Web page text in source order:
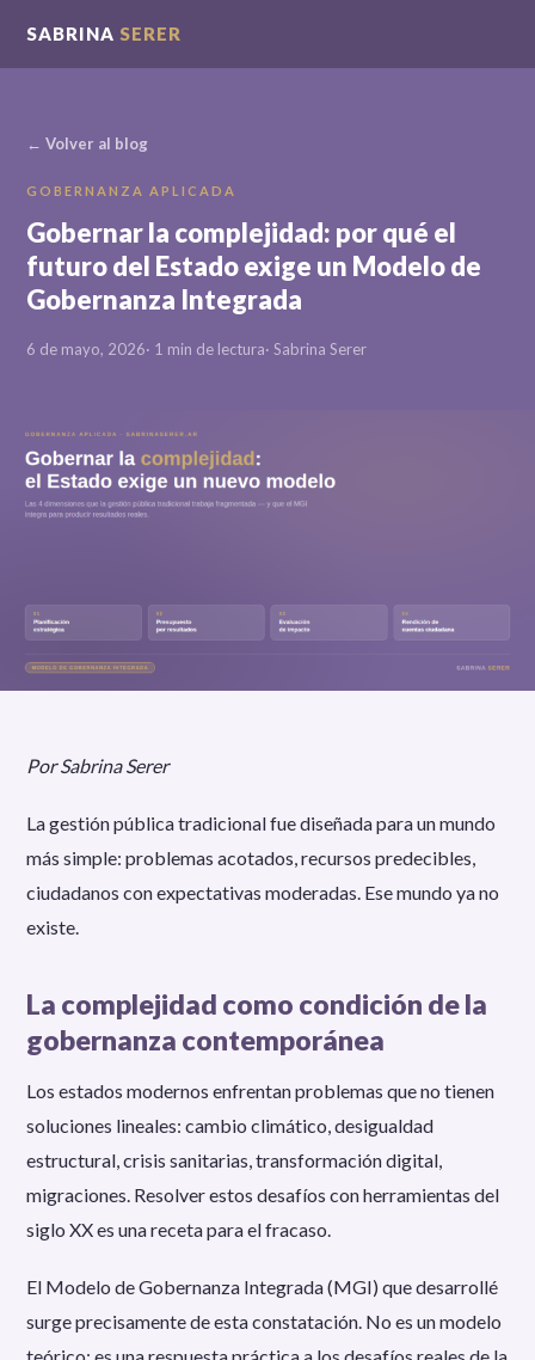
SABRINA SERER
← Volver al blog
GOBERNANZA APLICADA
Gobernar la complejidad: por qué el
futuro del Estado exige un Modelo de
Gobernanza Integrada
6 de mayo, 2026· 1 min de lectura· Sabrina Serer
Por Sabrina Serer
La gestión pública tradicional fue diseñada para un mundo
más simple: problemas acotados, recursos predecibles,
ciudadanos con expectativas moderadas. Ese mundo ya no
existe.
La complejidad como condición de la
gobernanza contemporánea
Los estados modernos enfrentan problemas que no tienen
soluciones lineales: cambio climático, desigualdad
estructural, crisis sanitarias, transformación digital,
migraciones. Resolver estos desafíos con herramientas del
siglo XX es una receta para el fracaso.
El Modelo de Gobernanza Integrada (MGI) que desarrollé
surge precisamente de esta constatación. No es un modelo